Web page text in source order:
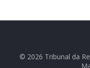
© 2026 Tribunal da